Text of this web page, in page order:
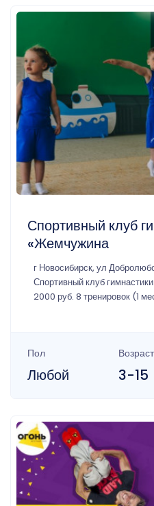
Спортивный клуб
«Жемчужина
г Новосибирск, ул
Спортивный клуб
2000 руб. 8 тренировок (1
Пол
Любой
Возраст
3-15